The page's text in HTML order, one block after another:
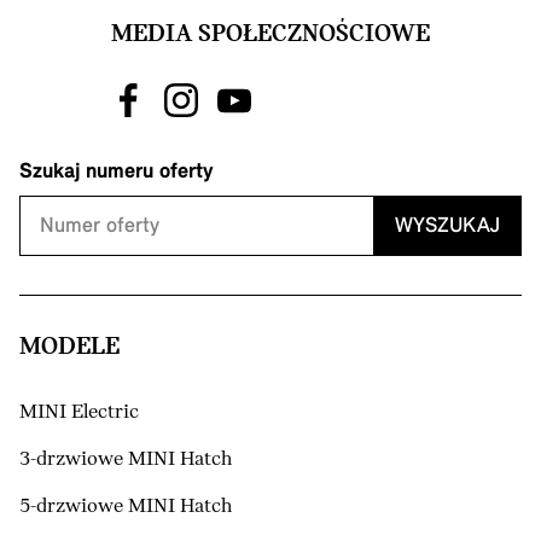
MEDIA SPOŁECZNOŚCIOWE
Szukaj numeru oferty
WYSZUKAJ
MODELE
MINI Electric
3-drzwiowe MINI Hatch
5-drzwiowe MINI Hatch